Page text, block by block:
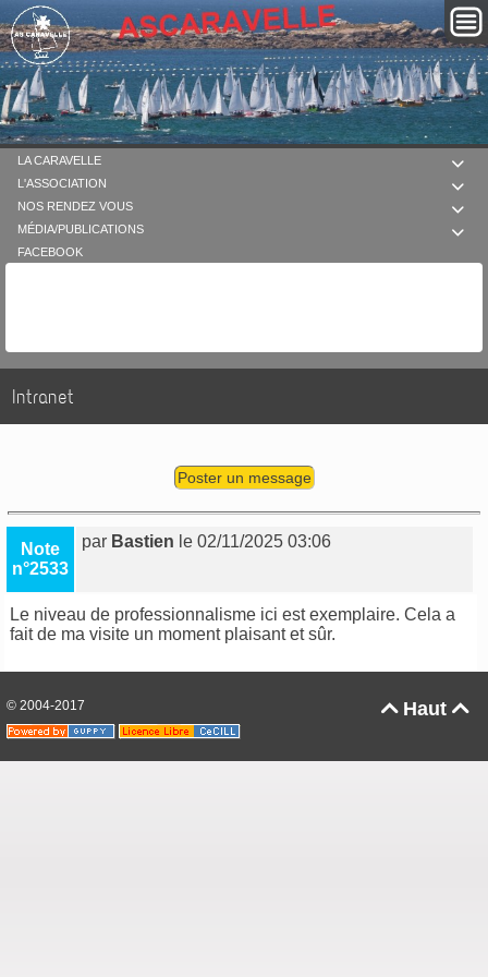

LA CARAVELLE

L'ASSOCIATION

NOS RENDEZ VOUS

MÉDIA/PUBLICATIONS
FACEBOOK
Intranet
Poster un message
Note
n°2533
par Bastien le 02/11/2025 03:06
Le niveau de professionnalisme ici est exemplaire. Cela a
fait de ma visite un moment plaisant et sûr.
Haut 
© 2004-2017